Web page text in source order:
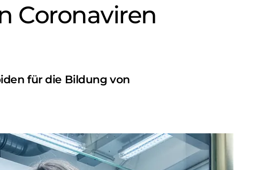
Coronaviren
für die Bildung von